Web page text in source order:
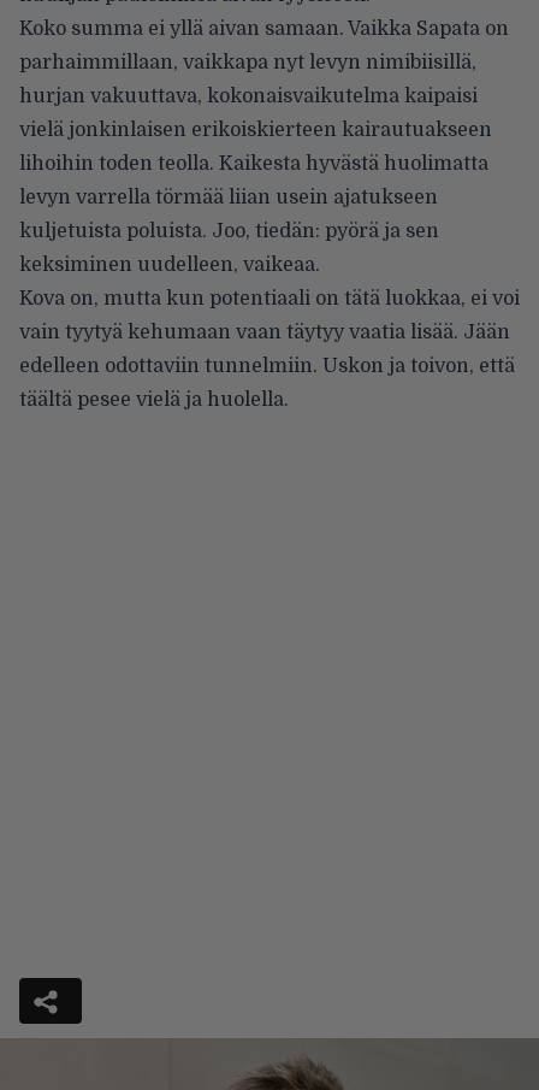
Koko summa ei yllä aivan samaan. Vaikka Sapata on
parhaimmillaan, vaikkapa nyt levyn nimibiisillä,
hurjan vakuuttava, kokonaisvaikutelma kaipaisi
vielä jonkinlaisen erikoiskierteen kairautuakseen
lihoihin toden teolla. Kaikesta hyvästä huolimatta
levyn varrella törmää liian usein ajatukseen
kuljetuista poluista. Joo, tiedän: pyörä ja sen
keksiminen uudelleen, vaikeaa.
Kova on, mutta kun potentiaali on tätä luokkaa, ei voi
vain tyytyä kehumaan vaan täytyy vaatia lisää. Jään
edelleen odottaviin tunnelmiin. Uskon ja toivon, että
täältä pesee vielä ja huolella.